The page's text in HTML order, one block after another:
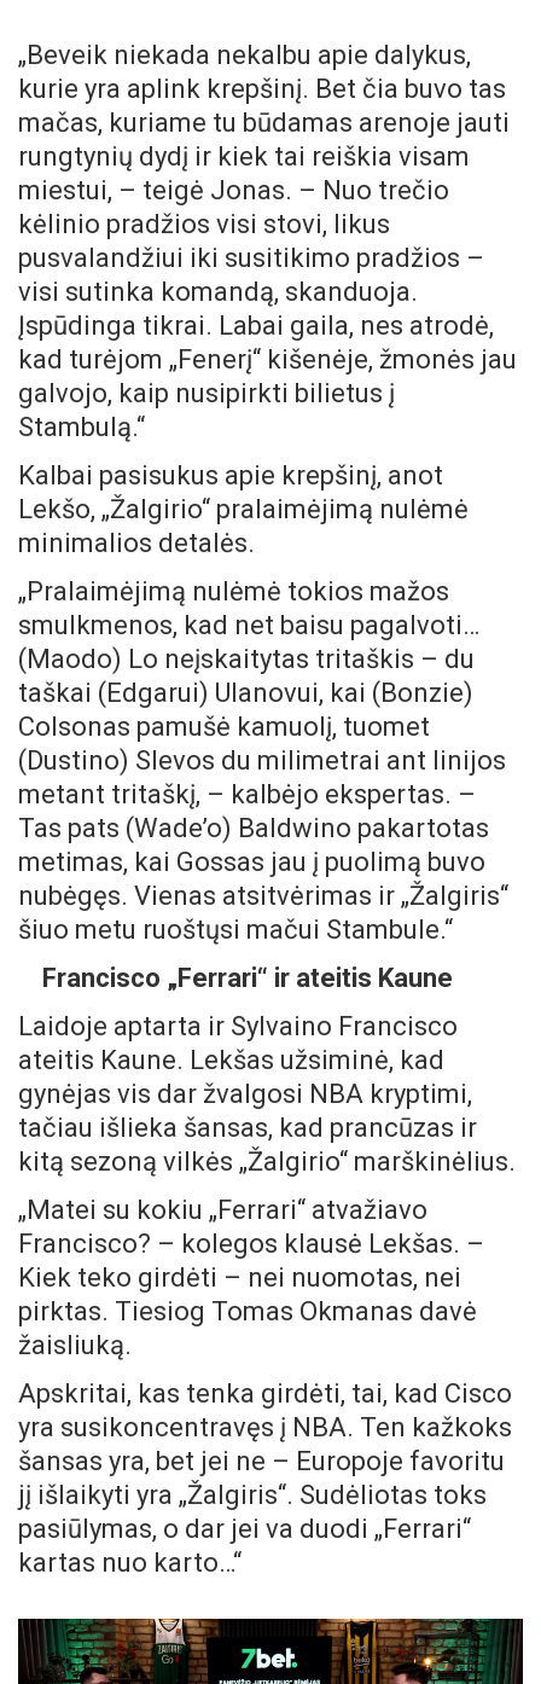
„Beveik niekada nekalbu apie dalykus,
kurie yra aplink krepšinį. Bet čia buvo tas
mačas, kuriame tu būdamas arenoje jauti
rungtynių dydį ir kiek tai reiškia visam
miestui, – teigė Jonas. – Nuo trečio
kėlinio pradžios visi stovi, likus
pusvalandžiui iki susitikimo pradžios –
visi sutinka komandą, skanduoja.
Įspūdinga tikrai. Labai gaila, nes atrodė,
kad turėjom „Fenerį“ kišenėje, žmonės jau
galvojo, kaip nusipirkti bilietus į
Stambulą.“
Kalbai pasisukus apie krepšinį, anot
Lekšo, „Žalgirio“ pralaimėjimą nulėmė
minimalios detalės.
„Pralaimėjimą nulėmė tokios mažos
smulkmenos, kad net baisu pagalvoti…
(Maodo) Lo neįskaitytas tritaškis – du
taškai (Edgarui) Ulanovui, kai (Bonzie)
Colsonas pamušė kamuolį, tuomet
(Dustino) Slevos du milimetrai ant linijos
metant tritaškį, – kalbėjo ekspertas. –
Tas pats (Wade’o) Baldwino pakartotas
metimas, kai Gossas jau į puolimą buvo
nubėgęs. Vienas atsitvėrimas ir „Žalgiris“
šiuo metu ruoštųsi mačui Stambule.“
Francisco „Ferrari“ ir ateitis Kaune
Laidoje aptarta ir Sylvaino Francisco
ateitis Kaune. Lekšas užsiminė, kad
gynėjas vis dar žvalgosi NBA kryptimi,
tačiau išlieka šansas, kad prancūzas ir
kitą sezoną vilkės „Žalgirio“ marškinėlius.
„Matei su kokiu „Ferrari“ atvažiavo
Francisco? – kolegos klausė Lekšas. –
Kiek teko girdėti – nei nuomotas, nei
pirktas. Tiesiog Tomas Okmanas davė
žaisliuką.
Apskritai, kas tenka girdėti, tai, kad Cisco
yra susikoncentravęs į NBA. Ten kažkoks
šansas yra, bet jei ne – Europoje favoritu
jį išlaikyti yra „Žalgiris“. Sudėliotas toks
pasiūlymas, o dar jei va duodi „Ferrari“
kartas nuo karto…“